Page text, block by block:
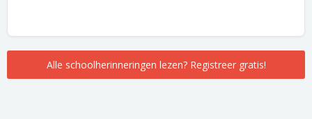
Alle schoolherinneringen lezen? Registreer gratis!